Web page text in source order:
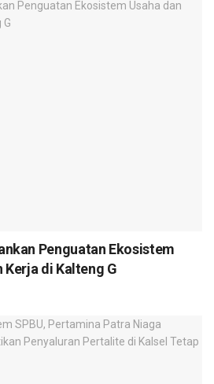
Penguatan Ekosistem
Kerja di Kalteng G